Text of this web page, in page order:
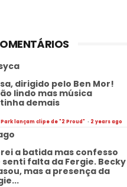
dirigido pelo Ben Mor!
lindo mas música
demais
lançam clipe de "2 Proud" · 2 years ago
a batida mas confesso
senti falta da Fergie. Becky
mas a presença da